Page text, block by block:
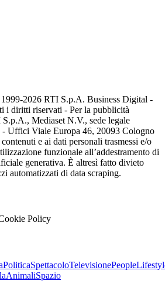
2026 RTI S.p.A. Business Digital -
i diritti riservati - Per la pubblicità
Mediaset N.V., sede legale
- Uffici Viale Europa 46, 20093 Cologno
e ai dati personali trasmessi e/o
funzionale all’addestramento di
generativa. È altresì fatto divieto
automatizzati di data scraping.
Policy
PoliticaSpettacoloTelevisionePeople
AnimaliSpazio